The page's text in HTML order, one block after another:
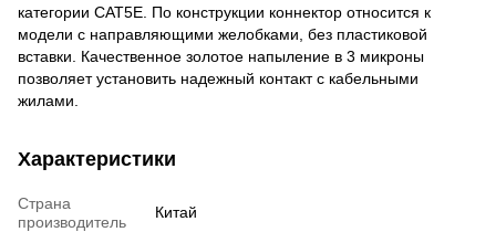
категории CAT5E. По конструкции коннектор относится к
модели с направляющими желобками, без пластиковой
вставки. Качественное золотое напыление в 3 микроны
позволяет установить надежный контакт с кабельными
жилами.
Характеристики
Страна
производитель
Китай